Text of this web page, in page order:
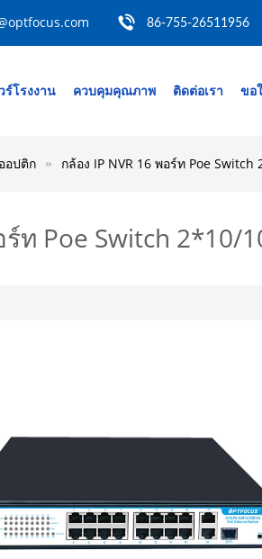
86-755-26511956
ร์โรงงาน ควบคุมคุณภาพ ติดต่อเรา ขอ
อปติก กล้อง IP NVR 16 พอร์ท Poe
ร์ท Poe Switch 2*10/